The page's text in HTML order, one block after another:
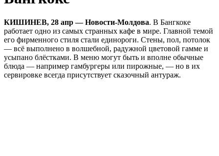
КИШИНЕВ, 28 апр — Новости-Молдова. В Бангкоке
работает одно из самых странных кафе в мире. Главной темой
его фирменного стиля стали единороги. Стены, пол, потолок
— всё выполнено в волшебной, радужной цветовой гамме и
усыпано блёстками. В меню могут быть и вполне обычные
блюда — например гамбургеры или пирожные, — но в их
сервировке всегда присутствует сказочный антураж.